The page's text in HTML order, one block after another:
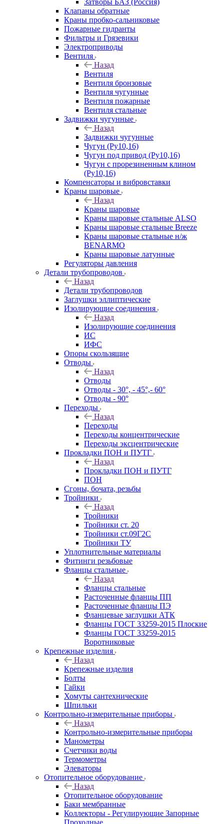
Клапаны обратные
Краны пробко-сальниковые
Пожарные гидранты
Фильтры и Грязевики
Электроприводы
Вентиля
Назад
Вентиля
Вентиля бронзовые
Вентиля чугунные
Вентиля пожарные
Вентиля стальные
Задвижки чугунные
Назад
Задвижки чугунные
Чугун (Ру10,16)
Чугун под привод (Ру10,16)
Чугун с прорезиненным клином
(Ру10,16)
Компенсаторы и вибровставки
Краны шаровые
Назад
Краны шаровые
Краны шаровые стальные ALSO
Краны шаровые стальные Breeze
Краны шаровые стальные н/ж
BENARMO
Краны шаровые латунные
Регуляторы давления
Детали трубопроводов
Назад
Детали трубопроводов
Заглушки эллиптические
Изолирующие соединения
Назад
Изолирующие соединения
ИС
ИФС
Опоры скользящие
Отводы
Назад
Отводы
Отводы - 30°, - 45°,- 60°
Отводы - 90°
Переходы
Назад
Переходы
Переходы концентрические
Переходы эксцентрические
Прокладки ПОН и ПУТГ
Назад
Прокладки ПОН и ПУТГ
ПОН
Сгоны, бочата, резьбы
Тройники
Назад
Тройники
Тройники ст. 20
Тройники ст.09Г2С
Тройники ТУ
Уплотнительные материалы
Фитинги резьбовые
Фланцы стальные
Назад
Фланцы стальные
Расточенные фланцы ПП
Расточенные фланцы ПЭ
Фланцевые заглушки АТК
Фланцы ГОСТ 33259-2015 Плоские
Фланцы ГОСТ 33259-2015
Воротниковые
Крепежные изделия
Назад
Крепежные изделия
Болты
Гайки
Хомуты сантехнические
Шпильки
Контрольно-измерительные приборы
Назад
Контрольно-измерительные приборы
Манометры
Счетчики воды
Термометры
Элеваторы
Отопительное оборудование
Назад
Отопительное оборудование
Баки мембранные
Коллекторы - Регулирующие Запорные
Проходные